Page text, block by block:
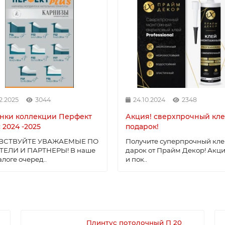
3044
коллекции Перфект
-2025
УВАЖАЕМЫЕ ПО
И ПАРТНЕРЫ! В наше
очеред..
24.10.2024 2348
Акция! сверхпрочный
подарок!
Получите суперпрочный
дарок от Прайм Декор!
и пок..
Плинтус потолочный П 20